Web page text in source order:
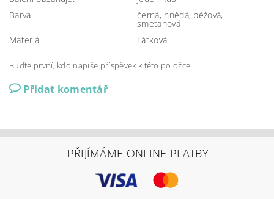
Barva
černá, hnědá, béžová,
smetanová
Materiál
Látková
Buďte první, kdo napíše příspěvek k této položce.
Přidat komentář
PŘIJÍMÁME ONLINE PLATBY